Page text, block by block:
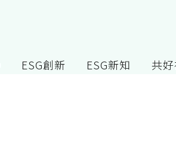
ESG創新 ESG新知 共